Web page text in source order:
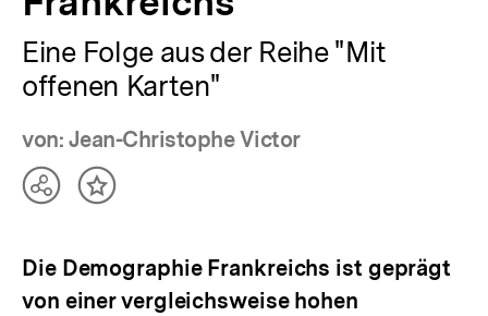
Eine Folge aus der Reihe "Mit
offenen Karten"
von: Jean-Christophe Victor
TeilenInhalt
Die Demographie Frankreichs ist geprägt
von einer vergleichsweise hohen